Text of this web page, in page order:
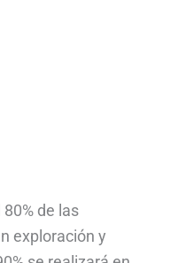
de las
exploración y